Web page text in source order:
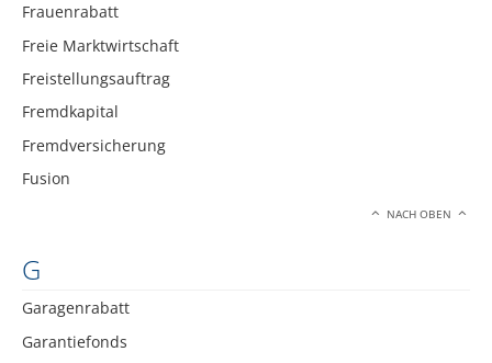
Frauenrabatt
Freie Marktwirtschaft
Freistellungsauftrag
Fremdkapital
Fremdversicherung
Fusion
NACH OBEN
G
Garagenrabatt
Garantiefonds